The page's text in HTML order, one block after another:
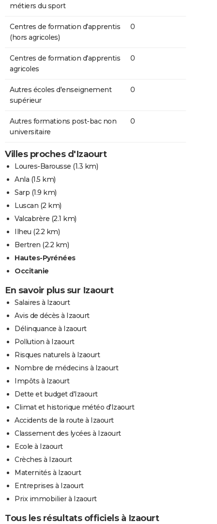
métiers du sport
Centres de formation d'apprentis
(hors agricoles)
0
Centres de formation d'apprentis
agricoles
0
Autres écoles d'enseignement
supérieur
0
Autres formations post-bac non
universitaire
0
Villes proches d'Izaourt
Loures-Barousse (1.3 km)
Anla (1.5 km)
Sarp (1.9 km)
Luscan (2 km)
Valcabrère (2.1 km)
Ilheu (2.2 km)
Bertren (2.2 km)
Hautes-Pyrénées
Occitanie
En savoir plus sur Izaourt
Salaires à Izaourt
Avis de décès à Izaourt
Délinquance à Izaourt
Pollution à Izaourt
Risques naturels à Izaourt
Nombre de médecins à Izaourt
Impôts à Izaourt
Dette et budget d'Izaourt
Climat et historique météo d'Izaourt
Accidents de la route à Izaourt
Classement des lycées à Izaourt
Ecole à Izaourt
Crèches à Izaourt
Maternités à Izaourt
Entreprises à Izaourt
Prix immobilier à Izaourt
Tous les résultats officiels à Izaourt